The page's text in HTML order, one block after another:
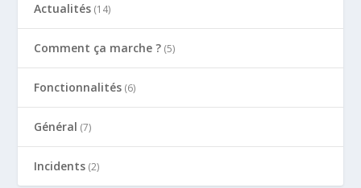
Actualités (14)
Comment ça marche ? (5)
Fonctionnalités (6)
Général (7)
Incidents (2)